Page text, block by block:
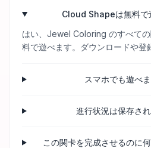
Cloud Shapeは無料で
はい、Jewel Coloring のすべて
料で遊べます。ダウンロードや登
スマホでも遊べ
進行状況は保存さ
この関卡を完成させるのに